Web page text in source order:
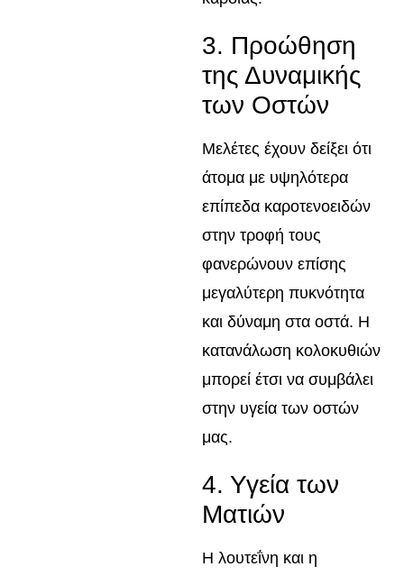
3. Προώθηση
της Δυναμικής
των Οστών
Μελέτες έχουν δείξει ότι
άτομα με υψηλότερα
επίπεδα καροτενοειδών
στην τροφή τους
φανερώνουν επίσης
μεγαλύτερη πυκνότητα
και δύναμη στα οστά. Η
κατανάλωση κολοκυθιών
μπορεί έτσι να συμβάλει
στην υγεία των οστών
μας.
4. Υγεία των
Ματιών
Η λουτεΐνη και η